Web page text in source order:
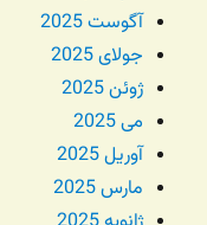
آگوست 2025
جولای 2025
ژوئن 2025
می 2025
آوریل 2025
مارس 2025